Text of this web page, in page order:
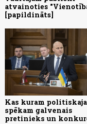
atvainoties
[papildināts]
Kas kuram
spēkam galvenais
pretinieks un